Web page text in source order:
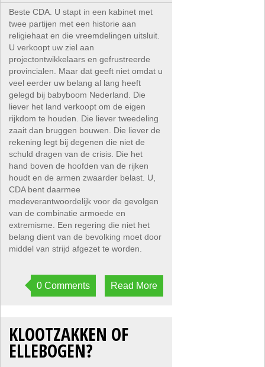
Beste CDA. U stapt in een kabinet met
twee partijen met een historie aan
religiehaat en die vreemdelingen uitsluit.
U verkoopt uw ziel aan
projectontwikkelaars en gefrustreerde
provincialen. Maar dat geeft niet omdat u
veel eerder uw belang al lang heeft
gelegd bij babyboom Nederland. Die
liever het land verkoopt om de eigen
rijkdom te houden. Die liever tweedeling
zaait dan bruggen bouwen. Die liever de
rekening legt bij degenen die niet de
schuld dragen van de crisis. Die het
hand boven de hoofden van de rijken
houdt en de armen zwaarder belast. U,
CDA bent daarmee
medeverantwoordelijk voor de gevolgen
van de combinatie armoede en
extremisme. Een regering die niet het
belang dient van de bevolking moet door
middel van strijd afgezet te worden.
0 Comments Read More
KLOOTZAKKEN OF
ELLEBOGEN?